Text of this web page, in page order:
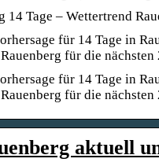
14 Tage – Wettertrend
für 14 Tage in
für die
für 14 Tage in
für die
aktuell